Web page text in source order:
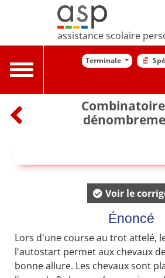
assistance scolaire
Toggle
Terminale
Voir le
Énoncé
Lors d'une course au trot attelé,
l'autostart permet aux chevaux
bonne allure. Les chevaux sont